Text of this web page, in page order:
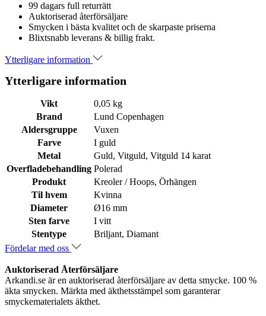
99 dagars full returrätt
Auktoriserad återförsäljare
Smycken i bästa kvalitet och de skarpaste priserna
Blixtsnabb leverans & billig frakt.
Ytterligare information
Ytterligare information
Vikt
0,05 kg
Brand
Lund Copenhagen
Aldersgruppe
Vuxen
Farve
I guld
Metal
Guld, Vitguld, Vitguld 14 karat
Overfladebehandling Polerad
Produkt
Kreoler / Hoops, Örhängen
Til hvem
Kvinna
Diameter
Ø16 mm
Sten farve
I vitt
Stentype
Briljant, Diamant
Fördelar med oss
Auktoriserad Återförsäljare
Arkandi.se är en auktoriserad återförsäljare av detta smycke. 100 %
äkta smycken. Märkta med äkthetsstämpel som garanterar
smyckematerialets äkthet.